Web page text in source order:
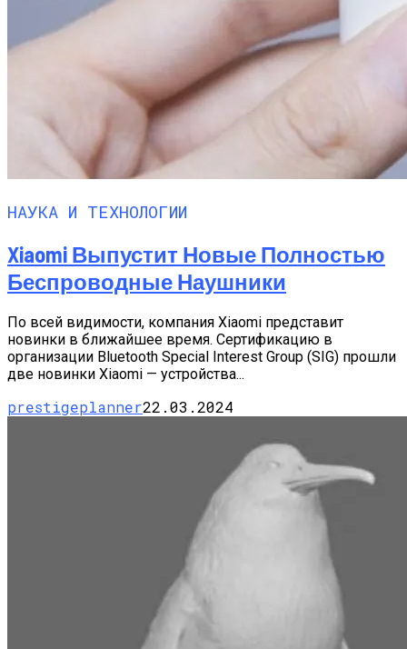
НАУКА И ТЕХНОЛОГИИ
Xiaomi Выпустит Новые Полностью
Беспроводные Наушники
По всей видимости, компания Xiaomi представит
новинки в ближайшее время. Сертификацию в
организации Bluetooth Special Interest Group (SIG) прошли
две новинки Xiaomi — устройства...
prestigeplanner22.03.2024